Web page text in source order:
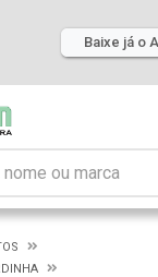
Baixe já o